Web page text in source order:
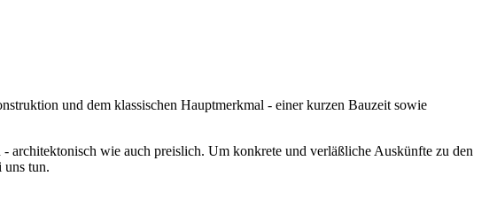
und dem klassischen Hauptmerkmal - einer kurzen Bauzeit sowie
architektonisch wie auch preislich. Um konkrete und verläßliche Auskünfte zu den
uns tun.